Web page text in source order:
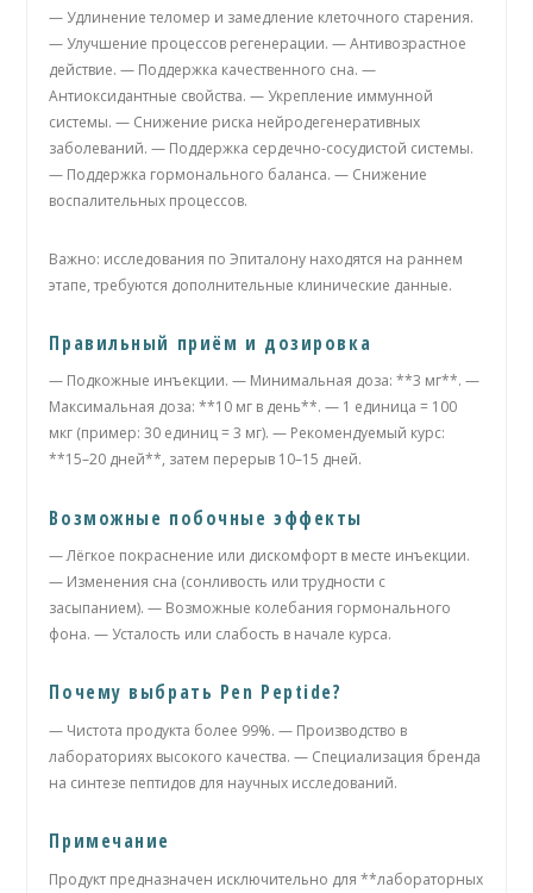
— Удлинение теломер и замедление клеточного старения.
— Улучшение процессов регенерации. — Антивозрастное
действие. — Поддержка качественного сна. —
Антиоксидантные свойства. — Укрепление иммунной
системы. — Снижение риска нейродегенеративных
заболеваний. — Поддержка сердечно-сосудистой системы.
— Поддержка гормонального баланса. — Снижение
воспалительных процессов.
Важно: исследования по Эпиталону находятся на раннем
этапе, требуются дополнительные клинические данные.
Правильный приём и дозировка
— Подкожные инъекции. — Минимальная доза: **3 мг**. —
Максимальная доза: **10 мг в день**. — 1 единица = 100
мкг (пример: 30 единиц = 3 мг). — Рекомендуемый курс:
**15–20 дней**, затем перерыв 10–15 дней.
Возможные побочные эффекты
— Лёгкое покраснение или дискомфорт в месте инъекции.
— Изменения сна (сонливость или трудности с
засыпанием). — Возможные колебания гормонального
фона. — Усталость или слабость в начале курса.
Почему выбрать Pen Peptide?
— Чистота продукта более 99%. — Производство в
лабораториях высокого качества. — Специализация бренда
на синтезе пептидов для научных исследований.
Примечание
Продукт предназначен исключительно для **лабораторных